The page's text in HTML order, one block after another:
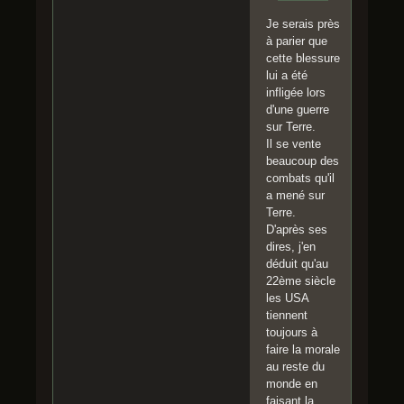
Je serais près
à parier que
cette blessure
lui a été
infligée lors
d'une guerre
sur Terre.
Il se vente
beaucoup des
combats qu'il
a mené sur
Terre.
D'après ses
dires, j'en
déduit qu'au
22ème siècle
les USA
tiennent
toujours à
faire la morale
au reste du
monde en
faisant la